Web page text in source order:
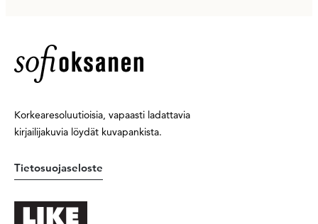
Korkearesoluutioisia, vapaasti ladattavia
kirjailijakuvia löydät kuvapankista.
Tietosuojaseloste